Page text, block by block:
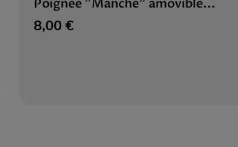
Poignée "Manche" amovible...
Prix
8,00 €